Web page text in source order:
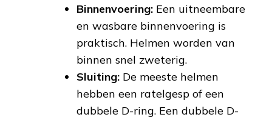
Binnenvoering: Een uitneembare
en wasbare binnenvoering is
praktisch. Helmen worden van
binnen snel zweterig.
Sluiting: De meeste helmen
hebben een ratelgesp of een
dubbele D-ring. Een dubbele D-